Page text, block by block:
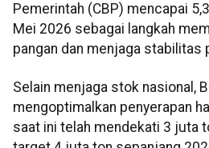
Pemerintah (CBP) mencapai
Mei 2026 sebagai langkah
pangan dan menjaga stabilitas
Selain menjaga stok nasional,
mengoptimalkan penyerapan
saat ini telah mendekati 3 juta